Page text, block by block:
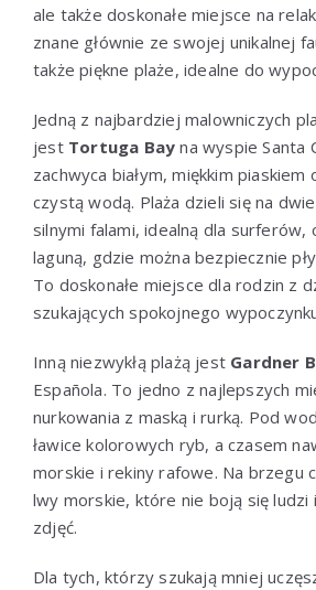
ale także doskonałe miejsce na
znane głównie ze swojej unikalnej
także piękne plaże, idealne do
Jedną z najbardziej malowniczych
jest Tortuga Bay na wyspie Santa
zachwyca białym, miękkim
czystą wodą. Plaża dzieli się na
silnymi falami, idealną dla surferów,
laguną, gdzie można bezpiecznie
To doskonałe miejsce dla rodzin z
szukających spokojnego
Inną niezwykłą plażą jest Gardner
Española. To jedno z najlepszych
nurkowania z maską i rurką. Pod
ławice kolorowych ryb, a czasem
morskie i rekiny rafowe. Na brzegu
lwy morskie, które nie boją się ludzi
zdjęć.
Dla tych, którzy szukają mniej